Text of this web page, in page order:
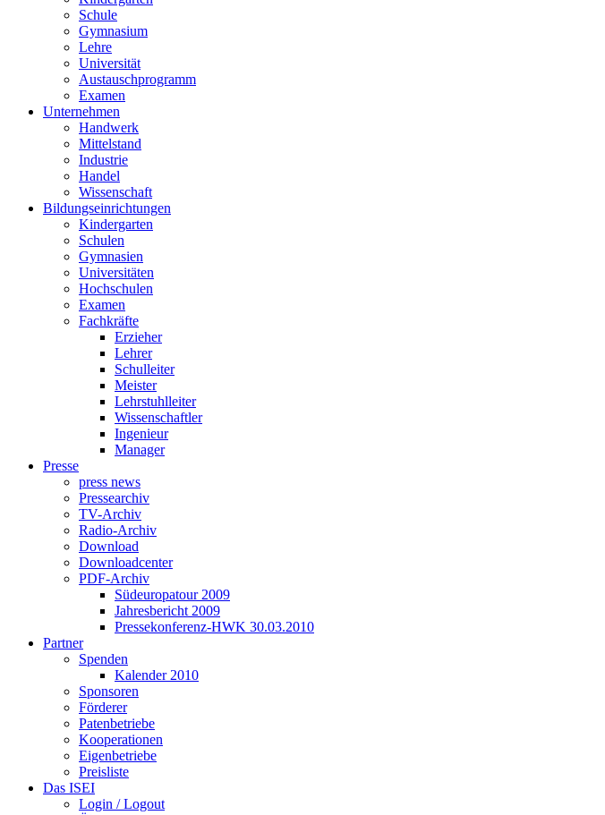
Schule
Gymnasium
Lehre
Universität
Austauschprogramm
Examen
Unternehmen
Handwerk
Mittelstand
Industrie
Handel
Wissenschaft
Bildungseinrichtungen
Kindergarten
Schulen
Gymnasien
Universitäten
Hochschulen
Examen
Fachkräfte
Erzieher
Lehrer
Schulleiter
Meister
Lehrstuhlleiter
Wissenschaftler
Ingenieur
Manager
Presse
press news
Pressearchiv
TV-Archiv
Radio-Archiv
Download
Downloadcenter
PDF-Archiv
Südeuropatour 2009
Jahresbericht 2009
Pressekonferenz-HWK 30.03.2010
Partner
Spenden
Kalender 2010
Sponsoren
Förderer
Patenbetriebe
Kooperationen
Eigenbetriebe
Preisliste
Das ISEI
Login / Logout